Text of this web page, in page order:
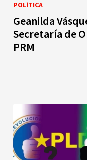
POLÍTICA
Geanilda
Secretaría de
PRM